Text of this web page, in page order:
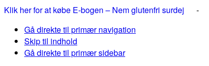
Klik her for at købe E-bogen – Nem glutenfri surdej -
Gå direkte til primær navigation
Skip til indhold
Gå direkte til primær sidebar